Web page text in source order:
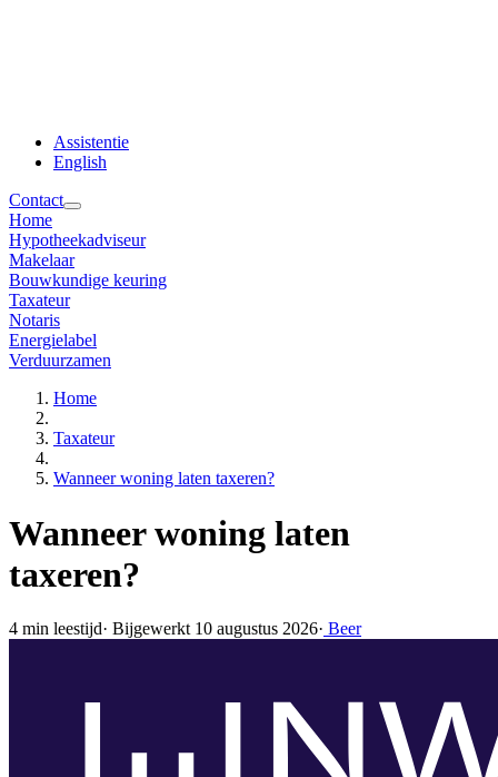
Assistentie
English
Contact
Home
Hypotheekadviseur
Makelaar
Bouwkundige keuring
Taxateur
Notaris
Energielabel
Verduurzamen
Home
Taxateur
Wanneer woning laten taxeren?
Wanneer woning laten
taxeren?
4 min leestijd· Bijgewerkt 10 augustus 2026· Beer